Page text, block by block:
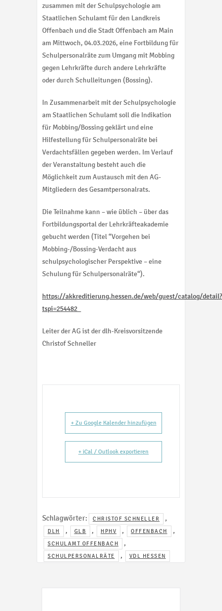
zusammen mit der Schulpsychologie am
Staatlichen Schulamt für den Landkreis
Offenbach und die Stadt Offenbach am Main
am Mittwoch, 04.03.2026, eine Fortbildung für
Schulpersonalräte zum Umgang mit Mobbing
gegen Lehrkräfte durch andere Lehrkräfte
oder durch Schulleitungen (Bossing).
In Zusammenarbeit mit der Schulpsychologie
am Staatlichen Schulamt soll die Indikation
für Mobbing/Bossing geklärt und eine
Hilfestellung für Schulpersonalräte bei
Verdachtsfällen gegeben werden. Im Verlauf
der Veranstaltung besteht auch die
Möglichkeit zum Austausch mit den AG-
Mitgliedern des Gesamtpersonalrats.
Die Teilnahme kann – wie üblich – über das
Fortbildungsportal der Lehrkräfteakademie
gebucht werden (Titel “Vorgehen bei
Mobbing-/Bossing-Verdacht aus
schulpsychologischer Perspektive – eine
Schulung für Schulpersonalräte“).
https://akkreditierung.hessen.de/web/guest/catalog/detail?
tspi=254482_
Leiter der AG ist der dlh-Kreisvorsitzende
Christof Schneller
+ Zu Google Kalender hinzufügen
+ iCal / Outlook exportieren
Schlagwörter: CHRISTOF SCHNELLER ,
DLH , GLB , HPHV , OFFENBACH ,
SCHULAMT OFFENBACH ,
SCHULPERSONALRÄTE , VDL HESSEN